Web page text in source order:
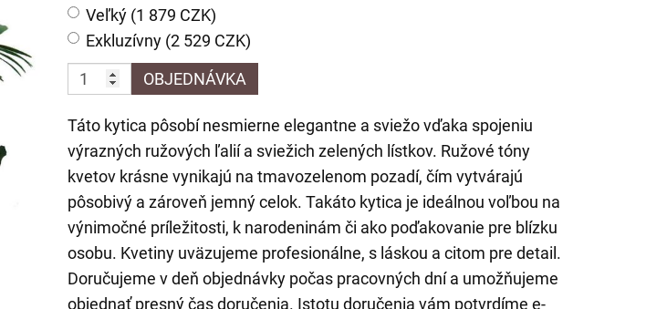
Veľký (1 879 CZK)
Exkluzívny (2 529 CZK)
OBJEDNÁVKA
Táto kytica pôsobí nesmierne elegantne a sviežo vďaka spojeniu
výrazných ružových ľalií a sviežich zelených lístkov. Ružové tóny
kvetov krásne vynikajú na tmavozelenom pozadí, čím vytvárajú
pôsobivý a zároveň jemný celok. Takáto kytica je ideálnou voľbou na
výnimočné príležitosti, k narodeninám či ako poďakovanie pre blízku
osobu. Kvetiny uväzujeme profesionálne, s láskou a citom pre detail.
Doručujeme v deň objednávky počas pracovných dní a umožňujeme
objednať presný čas doručenia. Istotu doručenia vám potvrdíme e-